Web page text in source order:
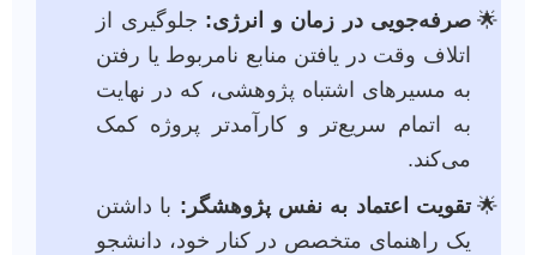
صرفه‌جویی در زمان و انرژی: جلوگیری از
اتلاف وقت در یافتن منابع نامربوط یا رفتن
به مسیرهای اشتباه پژوهشی، که در نهایت
به اتمام سریع‌تر و کارآمدتر پروژه کمک
می‌کند.
تقویت اعتماد به نفس پژوهشگر: با داشتن
یک راهنمای متخصص در کنار خود، دانشجو